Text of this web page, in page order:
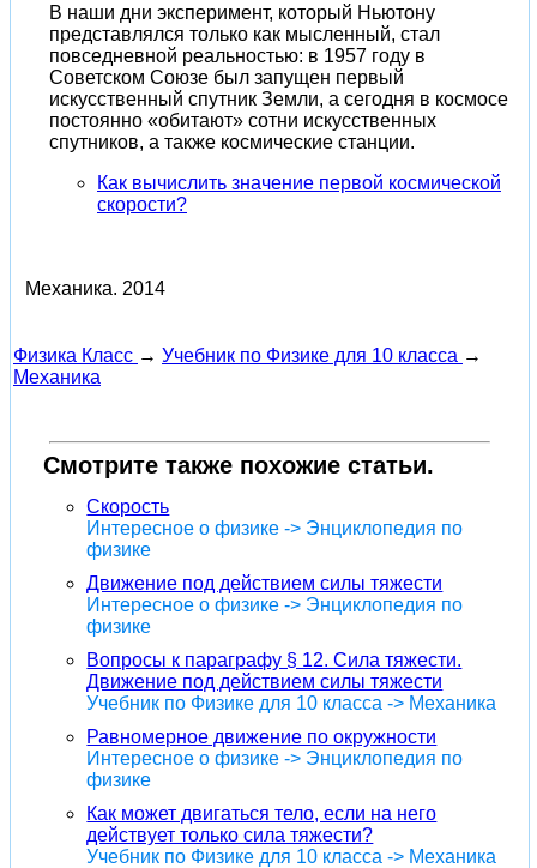
В наши дни эксперимент, который Ньютону
представлялся только как мысленный, стал
повседневной реальностью: в 1957 году в
Советском Союзе был запущен первый
искусственный спутник Земли, а сегодня в космосе
постоянно «обитают» сотни искусственных
спутников, а также космические станции.
Как вычислить значение первой космической
скорости?
Механика. 2014
Физика Класс → Учебник по Физике для 10 класса →
Механика
Смотрите также похожие статьи.
Скорость
Интересное о физике -> Энциклопедия по
физике
Движение под действием силы тяжести
Интересное о физике -> Энциклопедия по
физике
Вопросы к параграфу § 12. Сила тяжести.
Движение под действием силы тяжести
Учебник по Физике для 10 класса -> Механика
Равномерное движение по окружности
Интересное о физике -> Энциклопедия по
физике
Как может двигаться тело, если на него
действует только сила тяжести?
Учебник по Физике для 10 класса -> Механика